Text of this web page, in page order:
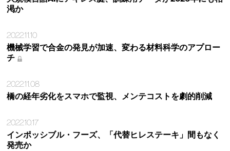
渇か
2022.11.10
機械学習で合金の発見が加速、変わる材料科学のアプロー
チ
2022.11.08
橋の経年劣化をスマホで監視、メンテコストを劇的削減
2022.10.17
インポッシブル・フーズ、「代替ヒレステーキ」間もなく
発売か